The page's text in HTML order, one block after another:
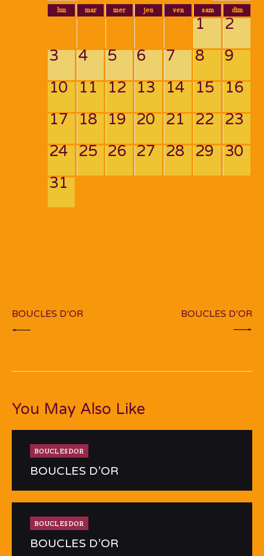
lun mar mer jeu ven sam dim
1
2
3
4 5 6 7 8
9
10 11 12 13 14 15 16
17 18 19 20 21 22 23
24 25 26 27 28 29 30
31
BOUCLES D’OR BOUCLES D’OR
You May Also Like
BOUCLESDOR
BOUCLES D’OR
BOUCLESDOR
BOUCLES D’OR